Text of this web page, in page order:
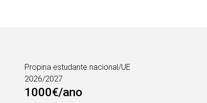
Propina estudante nacional/UE
2026/2027
1000€/ano